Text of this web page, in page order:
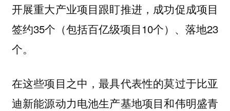
开展重大产业项目跟盯推进，成功促成项目
签约35个（包括百亿级项目10个）、落地23
个。
在这些项目之中，最具代表性的莫过于比亚
迪新能源动力电池生产基地项目和伟明盛青